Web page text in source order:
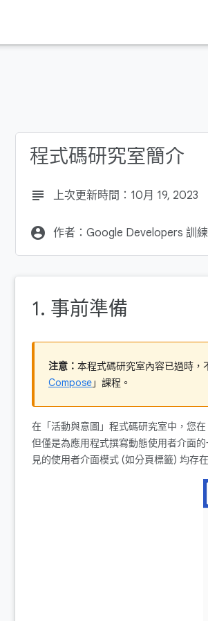
程式碼研究室簡介
subject 上次更新時間：10月 19, 2023
account_circle 作者：Google Developers 訓
1. 事前準備
注意： 本程式碼研究室內容已過時
Compose」課程。
在「活動與意圖」程式碼研究室中，您在
但僅是為應用程式撰寫動態使用者介面
見的使用者介面模式 (如分頁標籤) 均存